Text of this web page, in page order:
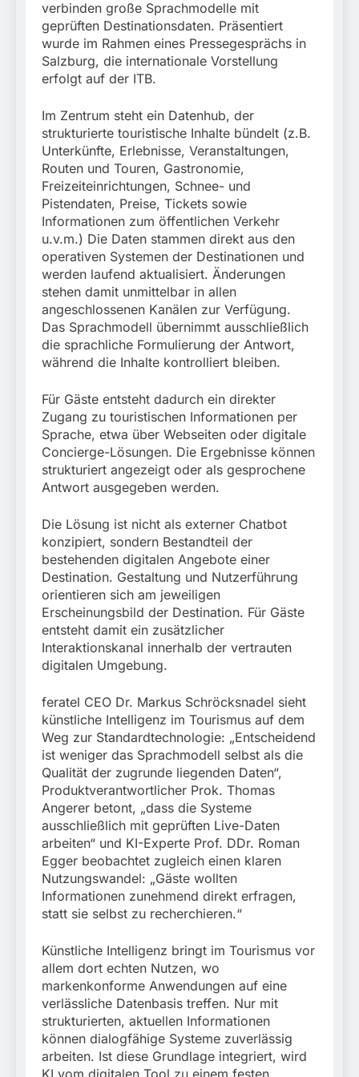
Beinahekollision an
Bahnübergang in Aubing
/ Bundespolizei ermittelt
wegen gefährlichen
Eingriffs in den
5. August 2026
verbinden große Sprachmodelle mit
geprüften Destinationsdaten. Präsentiert
wurde im Rahmen eines Pressegesprächs in
Salzburg, die internationale Vorstellung
erfolgt auf der ITB.
Im Zentrum steht ein Datenhub, der
strukturierte touristische Inhalte bündelt (z.B.
Unterkünfte, Erlebnisse, Veranstaltungen,
Routen und Touren, Gastronomie,
Freizeiteinrichtungen, Schnee- und
Pistendaten, Preise, Tickets sowie
Informationen zum öffentlichen Verkehr
u.v.m.) Die Daten stammen direkt aus den
operativen Systemen der Destinationen und
werden laufend aktualisiert. Änderungen
stehen damit unmittelbar in allen
angeschlossenen Kanälen zur Verfügung.
Das Sprachmodell übernimmt ausschließlich
die sprachliche Formulierung der Antwort,
während die Inhalte kontrolliert bleiben.
Für Gäste entsteht dadurch ein direkter
Zugang zu touristischen Informationen per
Sprache, etwa über Webseiten oder digitale
Concierge-Lösungen. Die Ergebnisse können
strukturiert angezeigt oder als gesprochene
Antwort ausgegeben werden.
Die Lösung ist nicht als externer Chatbot
konzipiert, sondern Bestandteil der
bestehenden digitalen Angebote einer
Destination. Gestaltung und Nutzerführung
orientieren sich am jeweiligen
Erscheinungsbild der Destination. Für Gäste
entsteht damit ein zusätzlicher
Interaktionskanal innerhalb der vertrauten
digitalen Umgebung.
feratel CEO Dr. Markus Schröcksnadel sieht
künstliche Intelligenz im Tourismus auf dem
Weg zur Standardtechnologie: „Entscheidend
ist weniger das Sprachmodell selbst als die
Qualität der zugrunde liegenden Daten“,
Produktverantwortlicher Prok. Thomas
Angerer betont, „dass die Systeme
ausschließlich mit geprüften Live-Daten
arbeiten“ und KI-Experte Prof. DDr. Roman
Egger beobachtet zugleich einen klaren
Nutzungswandel: „Gäste wollten
Informationen zunehmend direkt erfragen,
statt sie selbst zu recherchieren.“
Künstliche Intelligenz bringt im Tourismus vor
allem dort echten Nutzen, wo
markenkonforme Anwendungen auf eine
verlässliche Datenbasis treffen. Nur mit
strukturierten, aktuellen Informationen
können dialogfähige Systeme zuverlässig
arbeiten. Ist diese Grundlage integriert, wird